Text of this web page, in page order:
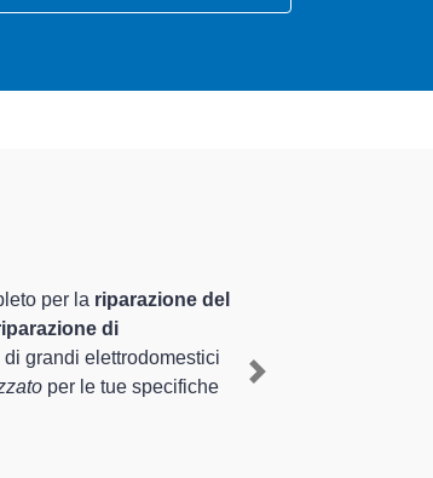
di Meolo e provincia per
rapido del corretto funzionamento
sugli elettrodomestici daNext